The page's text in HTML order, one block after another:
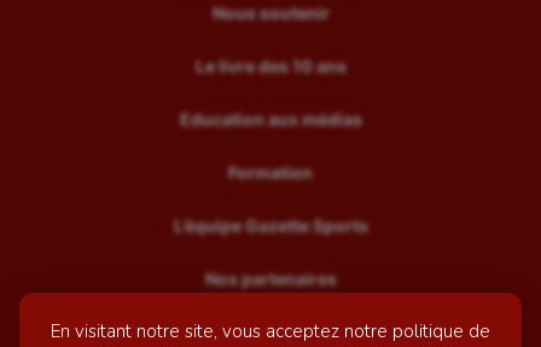
En visitant notre site, vous acceptez notre politique de
Nous soutenir
Le livre des 10 ans
Education aux médias
Formation
L’équipe Gazette Sports
Nos partenaires
Recrutement